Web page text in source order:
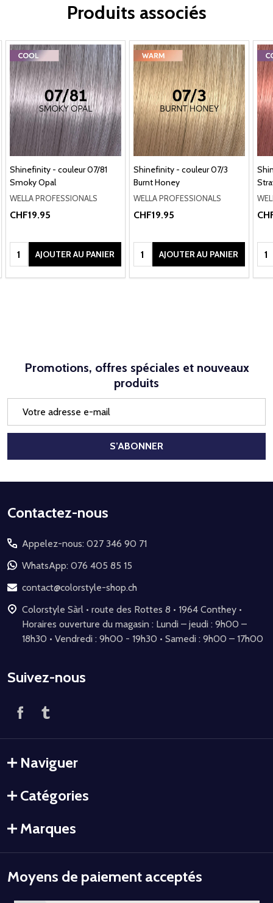
Produits associés
Shinefinity - couleur 07/81
Smoky Opal
WELLA PROFESSIONALS
CHF19.95
Quantité:AJOUTER AU PANIER
Shinefinity - couleur 07/3
Burnt Honey
WELLA PROFESSIONALS
CHF19.95
Quantité:AJOUTER AU PANIER
Promotions, offres spéciales et nouveaux
produits
mail
S’ABONNER
Début
pied
de
page
Contactez-nous
Appelez-nous: 027 346 90 71
WhatsApp: 076 405 85 15
contact@colorstyle-shop.ch
Colorstyle Sàrl • route des Rottes 8 • 1964 Conthey •
Horaires ouverture du magasin : Lundi – jeudi : 9h00 –
18h30 • Vendredi : 9h00 - 19h30 • Samedi : 9h00 – 17h00
Suivez-nous
Naviguer
Catégories
Marques
Moyens de paiement acceptés